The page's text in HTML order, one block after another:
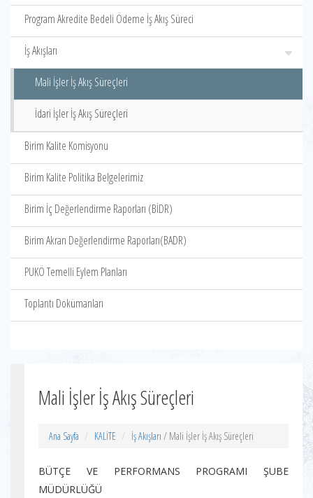
Program Akredite Bedeli Ödeme İş Akış Süreci
İş Akışları
Mali İşler İş Akış Süreçleri
İdari İşler İş Akış Süreçleri
Birim Kalite Komisyonu
Birim Kalite Politika Belgelerimiz
Birim İç Değerlendirme Raporları (BİDR)
Birim Akran Değerlendirme Raporları(BADR)
PUKÖ Temelli Eylem Planları
Toplantı Dokümanları
Mali İşler İş Akış Süreçleri
Ana Sayfa KALİTE İş Akışları / Mali İşler İş Akış Süreçleri
BÜTÇE VE PERFORMANS PROGRAMI ŞUBE
MÜDÜRLÜĞÜ